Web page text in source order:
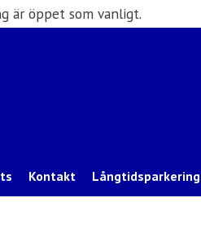
är öppet som vanligt.
Kontakt Långtidsparkering